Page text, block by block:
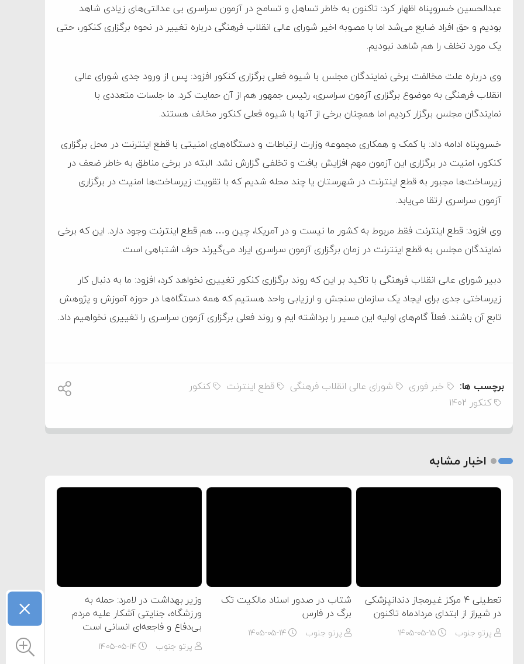
عبدالحسین خسروپناه اظهار کرد: تاکنون به خاطر تساهل و تسامح در آزمون سراسری بی عدالتی‌های زیادی شاهد
بودیم و حق افراد ضایع می‌شد اما با مصوبه اخیر شورای عالی انقلاب فرهنگی درباره تغییر در نحوه برگزاری کنکور، حتی
یک مورد تخلف را هم شاهد نبودیم.
وی درباره علت مخالفت برخی نمایندگان مجلس با شیوه فعلی برگزاری کنکور افزود: پس از ورود جدی شورای عالی
انقلاب فرهنگی به موضوع برگزاری آزمون سراسری، رئیس جمهور هم از آن حمایت کرد. ما جلسات متعددی با
نمایندگان مجلس برگزار کردیم اما همچنان برخی از آنها با شیوه فعلی کنکور مخالف هستند.
خسروپناه ادامه داد: با کمک و همکاری مجموعه وزارت ارتباطات و دستگاه‌های امنیتی با قطع اینترنت در محل برگزاری
کنکور، امنیت در برگزاری این آزمون مهم افزایش یافت و تخلفی گزارش نشد. البته در برخی مناطق به خاطر ضعف در
زیرساخت‌ها مجبور به قطع اینترنت در شهرستان یا چند محله شدیم که با تقویت زیرساخت‌ها امنیت در برگزاری
آزمون سراسری ارتقا می‌یابد.
وی افزود: قطع اینترنت فقط مربوط به کشور ما نیست و در آمریکا، چین و… هم قطع اینترنت وجود دارد. این که برخی
نمایندگان مجلس به قطع اینترنت در زمان برگزاری آزمون سراسری ایراد می‌گیرند حرف اشتباهی است.
دبیر شورای عالی انقلاب فرهنگی با تاکید بر این که روند برگزاری کنکور تغییری نخواهد کرد، افزود: ما به دنبال کار
زیرساختی جدی برای ایجاد یک سازمان سنجش و ارزیابی واحد هستیم که همه دستگاه‌ها در حوزه آموزش و پژوهش
تابع آن باشند. فعلاً گام‌های اولیه این مسیر را برداشته ایم و روند فعلی برگزاری آزمون سراسری را تغییری نخواهیم داد.
برچسب ها: خبر فوری شورای عالی انقلاب فرهنگی قطع اینترنت
کنکور
کنکور 1402
اخبار مشابه
تعطیلی ۴ مرکز غیرمجاز دندانپزشکی
در شیراز از ابتدای مردادماه تاکنون
پرتو جنوب ۱۴۰۵-۰۵-۱۵
شتاب در صدور اسناد مالکیت تک
برگ در فارس
پرتو جنوب ۱۴۰۵-۰۵-۱۴
وزیر بهداشت در لامرد: حمله به
ورزشگاه، جنایتی آشکار علیه مردم
بی‌دفاع و فاجعه‌ای انسانی است
پرتو جنوب ۱۴۰۵-۰۵-۱۴
واهی و کذب محض
نشده است
علیه ایران است
با آمریکا
دیوانگی آمریکا داریم
و متوقف شدند
حماس شد
به آمریکا در حملات به
سختی خواهند گرفت
×